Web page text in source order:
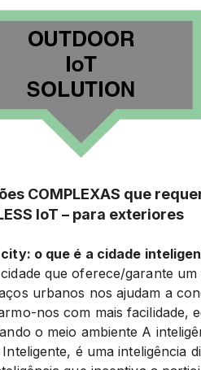
COMPLEXAS que
IoT – para exteriores
o que é a cidade
que oferece/garante
urbanos nos ajudam a
nos com mais facilidade,
o meio ambiente A
Inteligente, é uma inteligência